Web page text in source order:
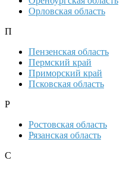
Орловская область
П
Пензенская область
Пермский край
Приморский край
Псковская область
Р
Ростовская область
Рязанская область
С